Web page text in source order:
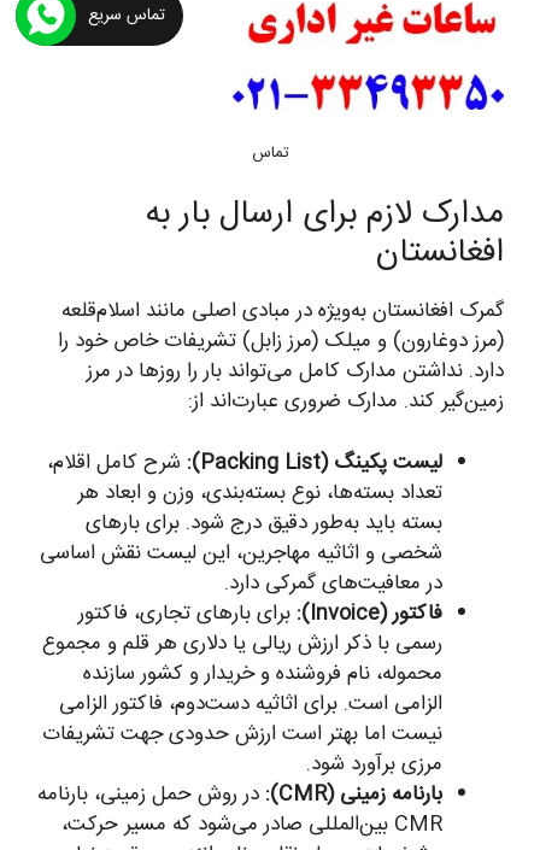
تماس
مدارک لازم برای ارسال بار به
افغانستان
گمرک افغانستان به‌ویژه در مبادی اصلی مانند اسلام‌قلعه
(مرز دوغارون) و میلک (مرز زابل) تشریفات خاص خود را
دارد. نداشتن مدارک کامل می‌تواند بار را روزها در مرز
زمین‌گیر کند. مدارک ضروری عبارت‌اند از:
لیست پکینگ (Packing List):
شرح کامل اقلام،
تعداد بسته‌ها، نوع بسته‌بندی، وزن و ابعاد هر
بسته باید به‌طور دقیق درج شود. برای بارهای
شخصی و اثاثیه مهاجرین، این لیست نقش اساسی
در معافیت‌های گمرکی دارد.
فاکتور (Invoice):
برای بارهای تجاری، فاکتور
رسمی با ذکر ارزش ریالی یا دلاری هر قلم و مجموع
محموله، نام فروشنده و خریدار و کشور سازنده
الزامی است. برای اثاثیه دست‌دوم، فاکتور الزامی
نیست اما بهتر است ارزش حدودی جهت تشریفات
مرزی برآورد شود.
بارنامه زمینی (CMR):
در روش حمل زمینی، بارنامه
CMR بین‌المللی صادر می‌شود که مسیر حرکت،
تماس سریع